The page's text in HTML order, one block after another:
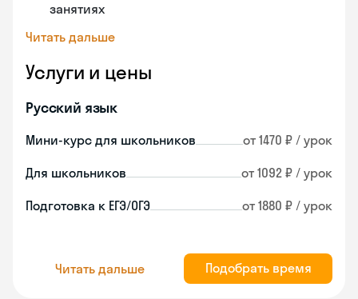
занятиях
Читать дальше
Услуги и цены
Русский язык
Мини-курс для школьников от 1470 ₽ / урок
Для школьников от 1092 ₽ / урок
Подготовка к ЕГЭ/ОГЭ от 1880 ₽ / урок
Читать дальше Подобрать время